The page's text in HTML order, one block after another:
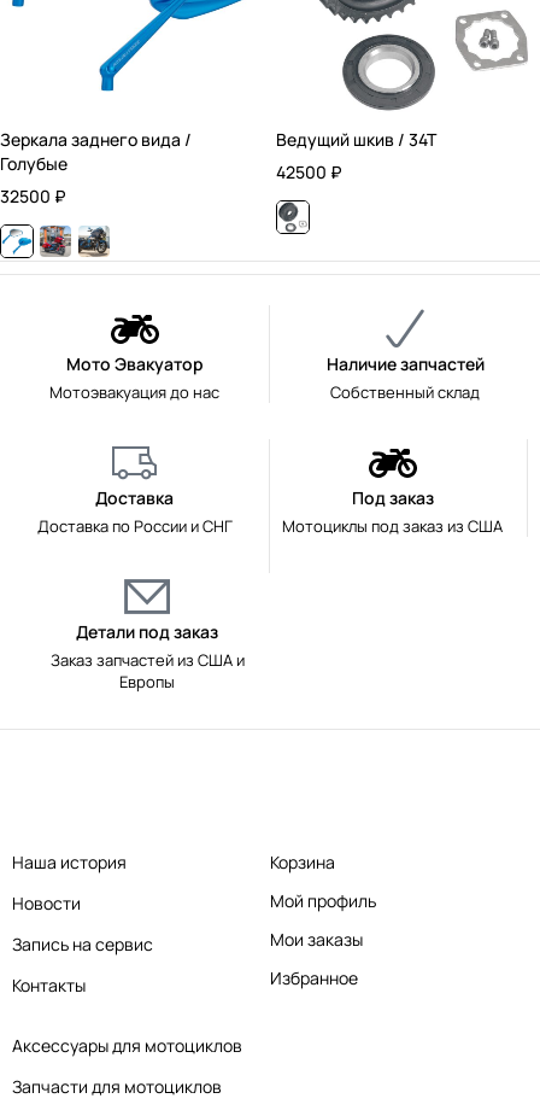
Зеркала заднего вида /
Голубые
32500 ₽
Ведущий шкив / 34T
42500 ₽
Мото Эвакуатор
Мотоэвакуация до нас
Наличие запчастей
Собственный склад
Доставка
Доставка по России и СНГ
Под заказ
Мотоциклы под заказ из США
Детали под заказ
Заказ запчастей из США и
Европы
Аксессуары для мотоциклов
Запчасти для мотоциклов
Наша история
Новости
Запись на сервис
Контакты
Корзина
Мой профиль
Мои заказы
Избранное